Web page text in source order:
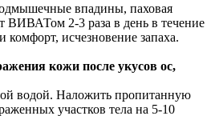
впадины, паховая
ВИВАТом 2-3 раза в день в течение
комфорт, исчезновение запаха.
кожи после укусов ос,
водой. Наложить пропитанную
участков тела на 5-10